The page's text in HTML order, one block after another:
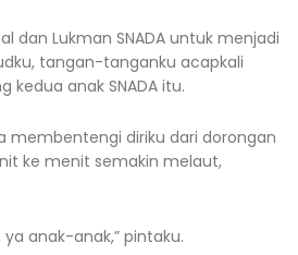
dan Lukman SNADA untuk menjadi
tangan-tanganku acapkali
anak SNADA itu.
membentengi diriku dari dorongan
ke menit semakin melaut,
ya anak-anak,” pintaku.